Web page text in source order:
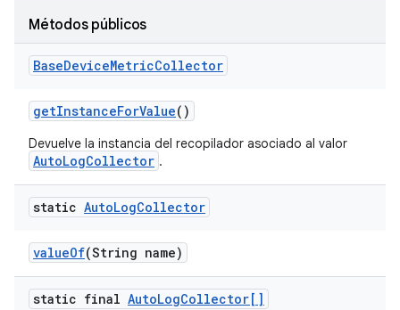
Métodos públicos
BaseDeviceMetricCollector
getInstanceForValue()
Devuelve la instancia del recopilador asociado al valor
AutoLogCollector .
static AutoLogCollector
valueOf(String name)
static final AutoLogCollector[]